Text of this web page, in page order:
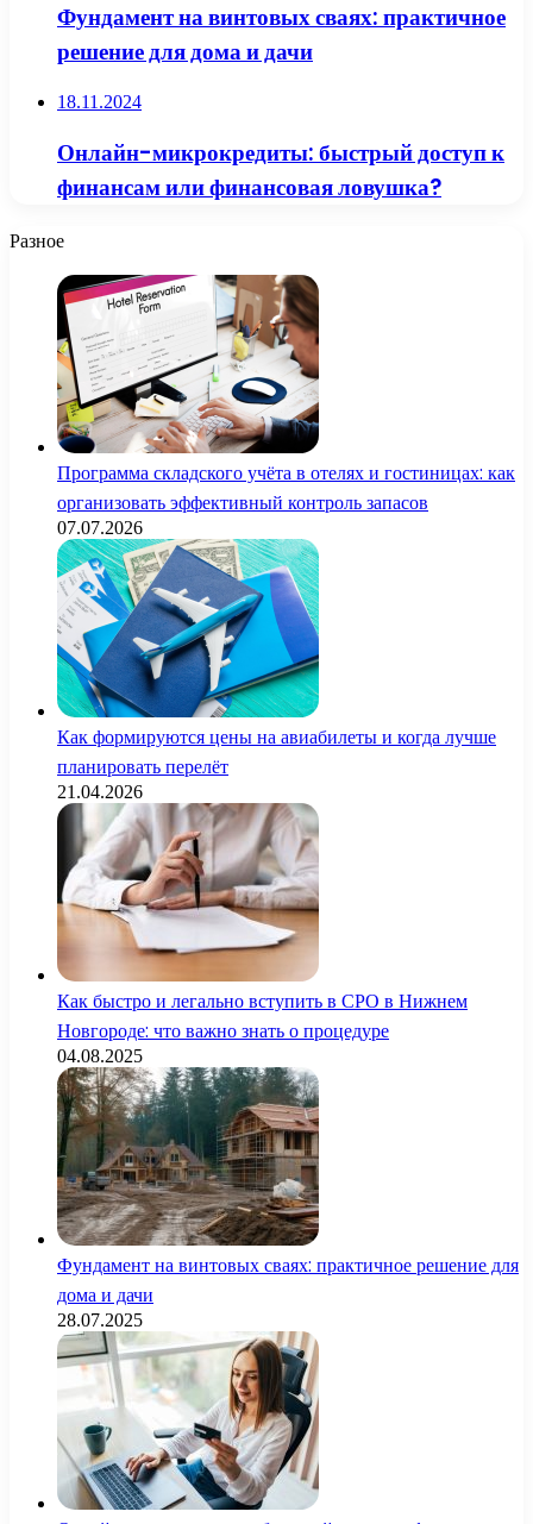
Фундамент на винтовых сваях: практичное
решение для дома и дачи
18.11.2024
Онлайн-микрокредиты: быстрый доступ к
финансам или финансовая ловушка?
Разное
Программа складского учёта в отелях и гостиницах: как
организовать эффективный контроль запасов
07.07.2026
Как формируются цены на авиабилеты и когда лучше
планировать перелёт
21.04.2026
Как быстро и легально вступить в СРО в Нижнем
Новгороде: что важно знать о процедуре
04.08.2025
Фундамент на винтовых сваях: практичное решение для
дома и дачи
28.07.2025